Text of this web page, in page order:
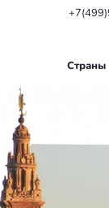
Страны